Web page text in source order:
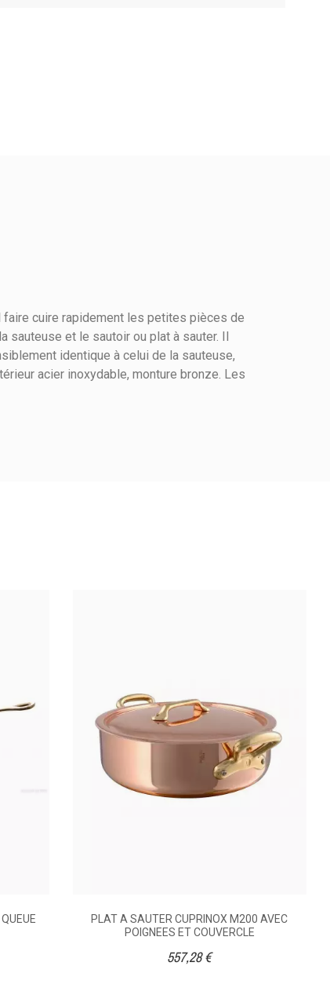
faire cuire rapidement les petites pièces de
sauteuse et le sautoir ou plat à sauter. Il
identique à celui de la sauteuse,
acier inoxydable, monture bronze. Les
PLAT A SAUTER CUPRINOX M200 AVEC
POIGNEES ET COUVERCLE
557,28 €